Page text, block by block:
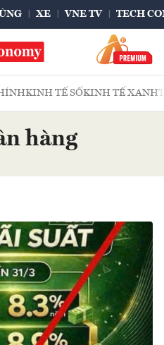
XE VNE TV TECH
KINH TẾ SỐKINH TẾ XANH
hàng